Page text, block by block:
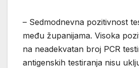
– Sedmodnevna pozitivnost
među županijama. Visoka
na neadekvatan broj PCR
antigenskih testiranja nisu